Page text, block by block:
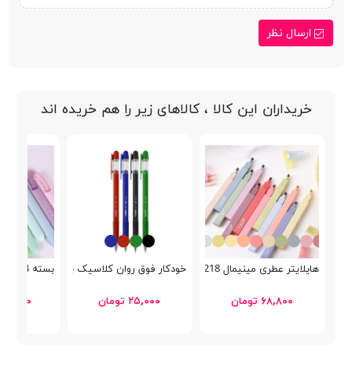
ارسال نظر
خریداران این کالا ، کالاهای زیر را هم خریده اند
هایلایتر عطری مینیمال HP7218
۶۸,۸۰۰ تومان
خودكار فوق روان کلاسیک پنتر SP-101 WP8
۲۵,۰۰۰ تومان
بسته 4 عددی هایلایتر Natural Color HP7390A
۲۳۵,۰۰۰